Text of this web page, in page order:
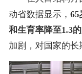
动省数据显示， 65
和生育率降至1.3
加剧，对国家的长